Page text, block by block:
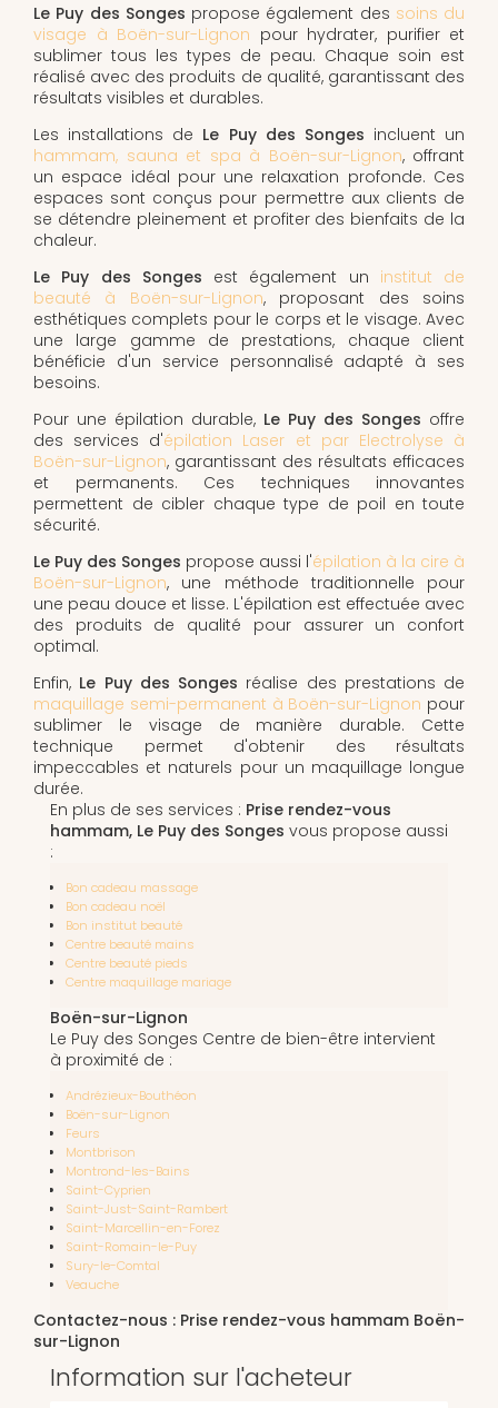
Le Puy des Songes propose également des soins du
visage à Boën-sur-Lignon pour hydrater, purifier et
sublimer tous les types de peau. Chaque soin est
réalisé avec des produits de qualité, garantissant des
résultats visibles et durables.
Les installations de Le Puy des Songes incluent un
hammam, sauna et spa à Boën-sur-Lignon, offrant
un espace idéal pour une relaxation profonde. Ces
espaces sont conçus pour permettre aux clients de
se détendre pleinement et profiter des bienfaits de la
chaleur.
Le Puy des Songes est également un institut de
beauté à Boën-sur-Lignon, proposant des soins
esthétiques complets pour le corps et le visage. Avec
une large gamme de prestations, chaque client
bénéficie d'un service personnalisé adapté à ses
besoins.
Pour une épilation durable, Le Puy des Songes offre
des services d'épilation Laser et par Electrolyse à
Boën-sur-Lignon, garantissant des résultats efficaces
et permanents. Ces techniques innovantes
permettent de cibler chaque type de poil en toute
sécurité.
Le Puy des Songes propose aussi l'épilation à la cire à
Boën-sur-Lignon, une méthode traditionnelle pour
une peau douce et lisse. L'épilation est effectuée avec
des produits de qualité pour assurer un confort
optimal.
Enfin, Le Puy des Songes réalise des prestations de
maquillage semi-permanent à Boën-sur-Lignon pour
sublimer le visage de manière durable. Cette
technique permet d'obtenir des résultats
impeccables et naturels pour un maquillage longue
durée.
En plus de ses services : Prise rendez-vous
hammam, Le Puy des Songes vous propose aussi
:
Bon cadeau massage
Bon cadeau noël
Bon institut beauté
Centre beauté mains
Centre beauté pieds
Centre maquillage mariage
Boën-sur-Lignon
Le Puy des Songes Centre de bien-être intervient
à proximité de :
Andrézieux-Bouthéon
Boën-sur-Lignon
Feurs
Montbrison
Montrond-les-Bains
Saint-Cyprien
Saint-Just-Saint-Rambert
Saint-Marcellin-en-Forez
Saint-Romain-le-Puy
Sury-le-Comtal
Veauche
Contactez-nous : Prise rendez-vous hammam Boën-
sur-Lignon
Information sur l'acheteur